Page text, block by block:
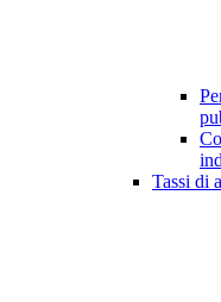
Tassi di